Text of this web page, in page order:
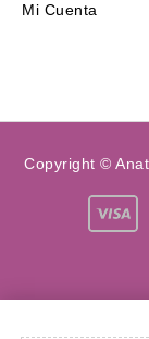
Mi Cuenta
Copyright ©